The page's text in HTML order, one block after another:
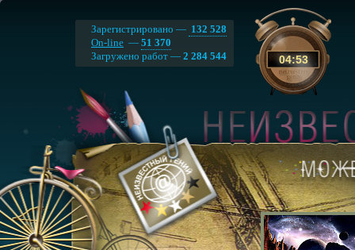
04:53
Зарегистрировано — 132 528
On-line — 51 370
Загружено работ — 2 284 544